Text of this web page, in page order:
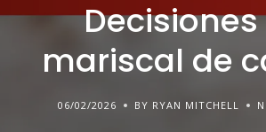
mariscal de
06/02/2026 BY RYAN MITCHELL